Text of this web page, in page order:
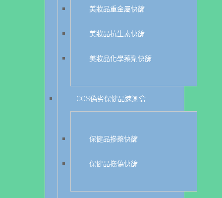
美妝品重金屬快篩
美妝品抗生素快篩
美妝品化學藥劑快篩
COS偽劣保健品速測盒
保健品摻藥快篩
保健品攙偽快篩